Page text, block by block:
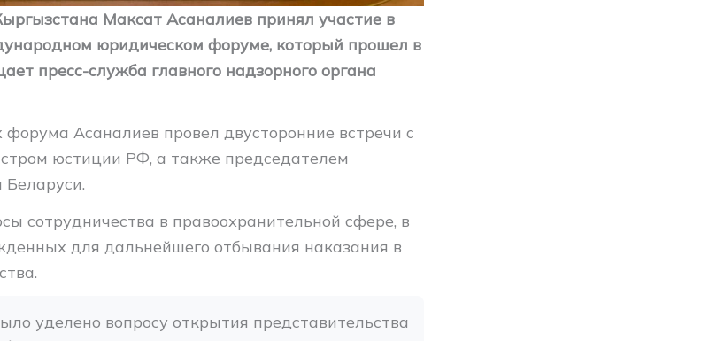
Максат Асаналиев принял участие в
юридическом форуме, который прошел в
пресс-служба главного надзорного органа
форума Асаналиев провел двусторонние встречи с
юстиции РФ, а также председателем
Беларуси.
сотрудничества в правоохранительной сфере, в
для дальнейшего отбывания наказания в
уделено вопросу открытия представительства